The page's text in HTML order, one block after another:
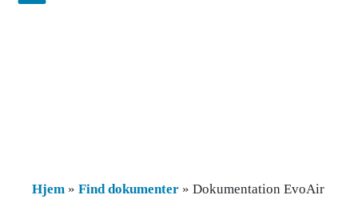
Íslenska
Hjem » Find dokumenter » Dokumentation EvoAir